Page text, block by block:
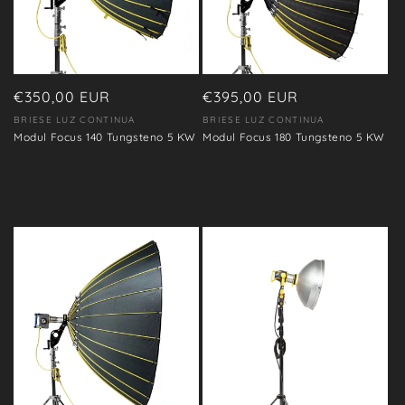
Precio
habitual
€350,00 EUR
Proveedor:
BRIESE LUZ CONTINUA
Modul Focus 140 Tungsteno 5 KW
Precio
habitual
€395,00 EUR
Proveedor:
BRIESE LUZ CONTINUA
Modul Focus 180 Tungsteno 5 KW